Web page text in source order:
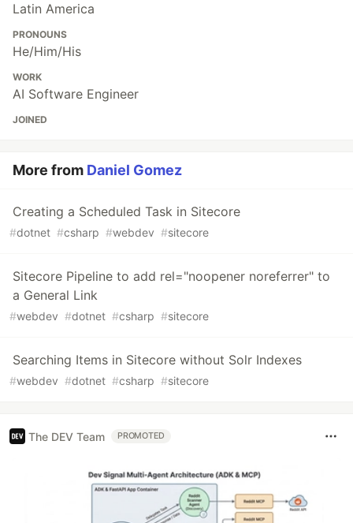
Latin America
PRONOUNS
He/Him/His
WORK
AI Software Engineer
JOINED
More from Daniel Gomez
Creating a Scheduled Task in Sitecore
#dotnet #csharp #webdev #sitecore
Sitecore Pipeline to add rel="noopener noreferrer" to
a General Link
#webdev #dotnet #csharp #sitecore
Searching Items in Sitecore without Solr Indexes
#webdev #dotnet #csharp #sitecore
The DEV Team PROMOTED